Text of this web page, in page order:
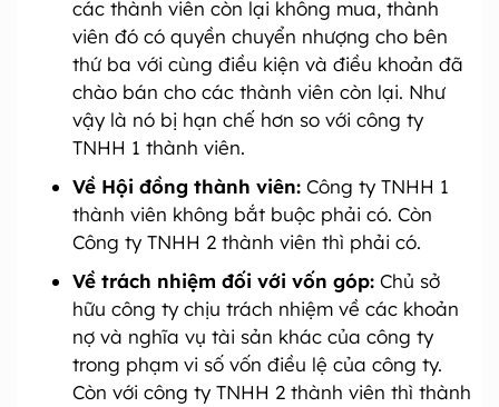
các thành viên còn lại không mua, thành
viên đó có quyền chuyển nhượng cho bên
thứ ba với cùng điều kiện và điều khoản đã
chào bán cho các thành viên còn lại. Như
vậy là nó bị hạn chế hơn so với công ty
TNHH 1 thành viên.
Về Hội đồng thành viên: Công ty TNHH 1
thành viên không bắt buộc phải có. Còn
Công ty TNHH 2 thành viên thì phải có.
Về trách nhiệm đối với vốn góp: Chủ sở
hữu công ty chịu trách nhiệm về các khoản
nợ và nghĩa vụ tài sản khác của công ty
trong phạm vi số vốn điều lệ của công ty.
Còn với công ty TNHH 2 thành viên thì thành